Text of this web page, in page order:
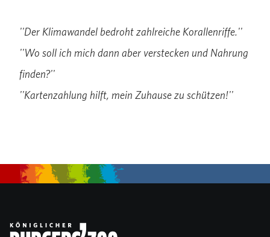
''Der Klimawandel bedroht zahlreiche Korallenriffe.''
''Wo soll ich mich dann aber verstecken und Nahrung
finden?''
''Kartenzahlung hilft, mein Zuhause zu schützen!''